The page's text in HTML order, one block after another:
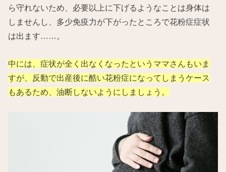
ら守れないため、必要以上に下げるようなことは身体は
しませんし、多少免疫力が下がったところで花粉症症状
は出ます……。
中には、症状が全く出なくなったというママさんもいま
すが、反動で出産後に酷い花粉症になってしまうケース
もあるため、油断しないようにしましょう。